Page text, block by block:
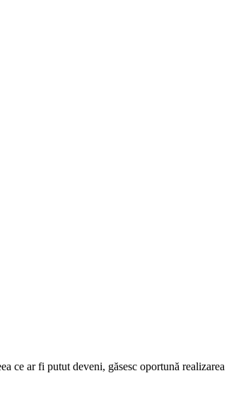
ce ar fi putut deveni, găsesc oportună realizarea